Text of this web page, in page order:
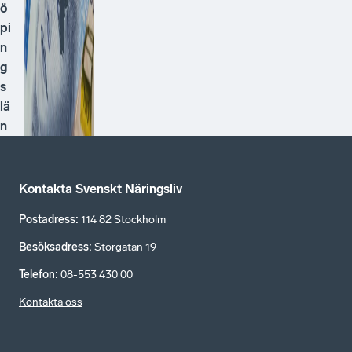
ö
pi
n
g
s
lä
n
Kontakta Svenskt Näringsliv
Postadress: 114 82 Stockholm
Besöksadress: Storgatan 19
Telefon: 08-553 430 00
Kontakta oss